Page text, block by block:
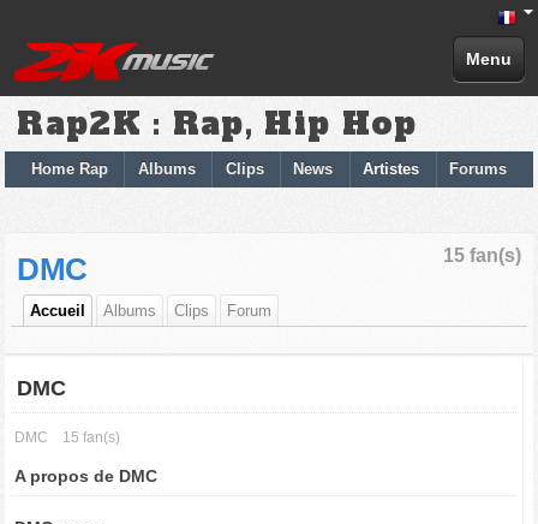
Menu
Rap2K : Rap, Hip Hop
Home Rap Albums Clips News Artistes Forums
15 fan(s)
DMC
Accueil Albums Clips Forum
DMC
DMC 15 fan(s)
A propos de DMC